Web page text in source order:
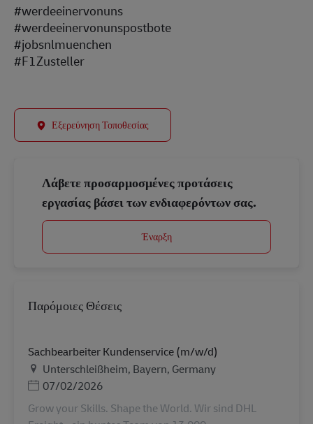
#werdeeinervonuns
#werdeeinervonunspostbote
#jobsnlmuenchen
#F1Zusteller
Εξερεύνηση Τοποθεσίας
Λάβετε προσαρμοσμένες προτάσεις
εργασίας βάσει των ενδιαφερόντων σας.
Έναρξη
Παρόμοιες Θέσεις
Sachbearbeiter Kundenservice (m/w/d)
Τοποθεσία
Unterschleißheim, Bayern, Germany
Ημερομηνία Ανάρτησης
07/02/2026
Grow your Skills. Shape the World. Wir sind DHL